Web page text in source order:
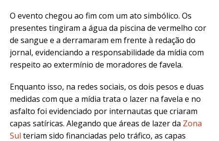
O evento chegou ao fim com um ato simbólico. Os
presentes tingiram a água da piscina de vermelho cor
de sangue e a derramaram em frente à redação do
jornal, evidenciando a responsabilidade da mídia com
respeito ao extermínio de moradores de favela.
Enquanto isso, na redes sociais, os dois pesos e duas
medidas com que a mídia trata o lazer na favela e no
asfalto foi evidenciado por internautas que criaram
capas satíricas. Alegando que áreas de lazer da Zona
Sul teriam sido financiadas pelo tráfico, as capas